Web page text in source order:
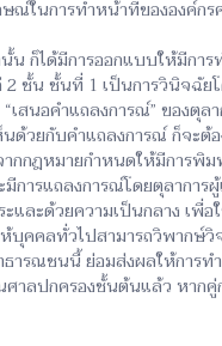
ณ์ในการทำหน้าที่ขององค์กร
ก็ได้มีการออกแบบให้มีการ
2 ชั้น ชั้นที่ 1 เป็นการวินิจฉัย
สนอคำแถลงการณ์” ของตุล
วยกับคำแถลงการณ์ ก็จะต้
กกฎหมายกำหนดให้มีการพิ
ารแถลงการณ์โดยตุลาการ
ละด้วยความเป็นกลาง เพื่อ
บุคคลทั่วไปสามารถวิพากษ์
ารณชนนี้ ย่อมส่งผลให้การท
าลปกครองชั้นต้นแล้ว หาก